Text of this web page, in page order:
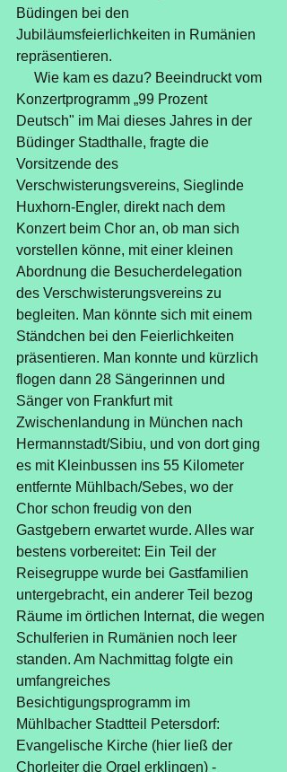
Büdingen bei den
Jubiläumsfeierlichkeiten in Rumänien
repräsentieren.
Konzertprogramm „99 Prozent
Deutsch" im Mai dieses Jahres in der
Büdinger Stadthalle, fragte die
Vorsitzende des
Verschwisterungsvereins, Sieglinde
Huxhorn-Engler, direkt nach dem
Konzert beim Chor an, ob man sich
vorstellen könne, mit einer kleinen
Abordnung die Besucherdelegation
des Verschwisterungsvereins zu
begleiten. Man könnte sich mit einem
Ständchen bei den Feierlichkeiten
präsentieren. Man konnte und kürzlich
flogen dann 28 Sängerinnen und
Sänger von Frankfurt mit
Zwischenlandung in München nach
Hermannstadt/Sibiu, und von dort ging
es mit Kleinbussen ins 55 Kilometer
entfernte Mühlbach/Sebes, wo der
Chor schon freudig von den
Gastgebern erwartet wurde. Alles war
bestens vorbereitet: Ein Teil der
Reisegruppe wurde bei Gastfamilien
untergebracht, ein anderer Teil bezog
Räume im örtlichen Internat, die wegen
Schulferien in Rumänien noch leer
standen. Am Nachmittag folgte ein
umfangreiches
Besichtigungsprogramm im
Mühlbacher Stadtteil Petersdorf:
Evangelische Kirche (hier ließ der
Chorleiter die Orgel erklingen) -